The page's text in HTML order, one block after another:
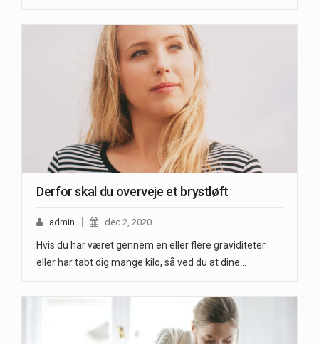
Derfor skal du overveje et brystløft
admin dec 2, 2020
Hvis du har været gennem en eller flere graviditeter
eller har tabt dig mange kilo, så ved du at dine…